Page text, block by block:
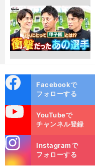
ok
Facebookで
フォローする
YouTubeで
チャンネル登録
m
Instagramで
フォローする